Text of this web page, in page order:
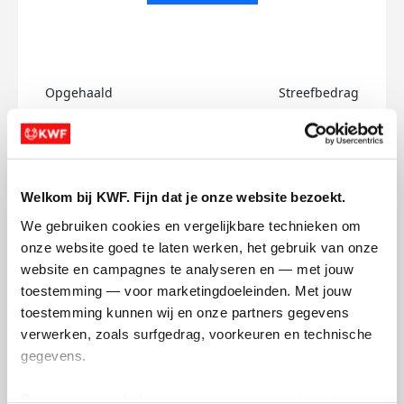
Welkom bij KWF. Fijn dat je onze website bezoekt.
We gebruiken cookies en vergelijkbare technieken om
onze website goed te laten werken, het gebruik van onze
website en campagnes te analyseren en — met jouw
toestemming — voor marketingdoeleinden. Met jouw
toestemming kunnen wij en onze partners gegevens
verwerken, zoals surfgedrag, voorkeuren en technische
gegevens.
Opgehaald Streefbedrag
Sem's badges